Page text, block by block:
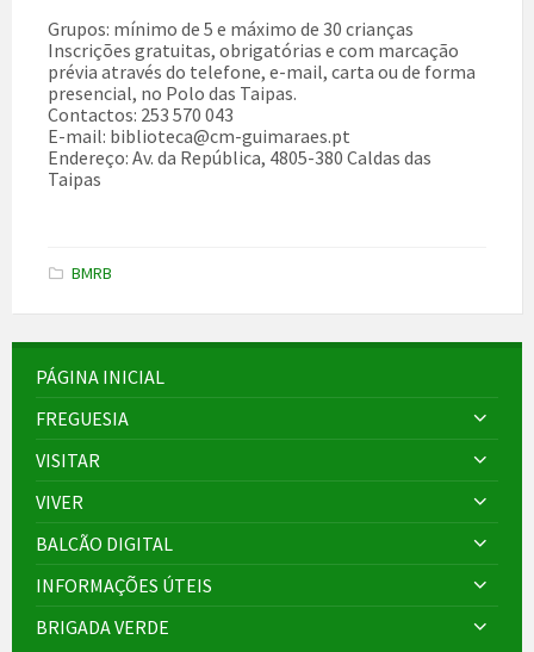
Grupos: mínimo de 5 e máximo de 30 crianças
Inscrições gratuitas, obrigatórias e com marcação
prévia através do telefone, e-mail, carta ou de forma
presencial, no Polo das Taipas.
Contactos: 253 570 043
E-mail: biblioteca@cm-guimaraes.pt
Endereço: Av. da República, 4805-380 Caldas das
Taipas
BMRB
PÁGINA INICIAL
FREGUESIA
VISITAR
VIVER
BALCÃO DIGITAL
INFORMAÇÕES ÚTEIS
BRIGADA VERDE